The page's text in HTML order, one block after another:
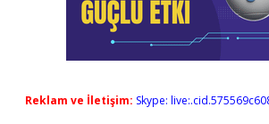
Reklam ve İletişim: Skype: